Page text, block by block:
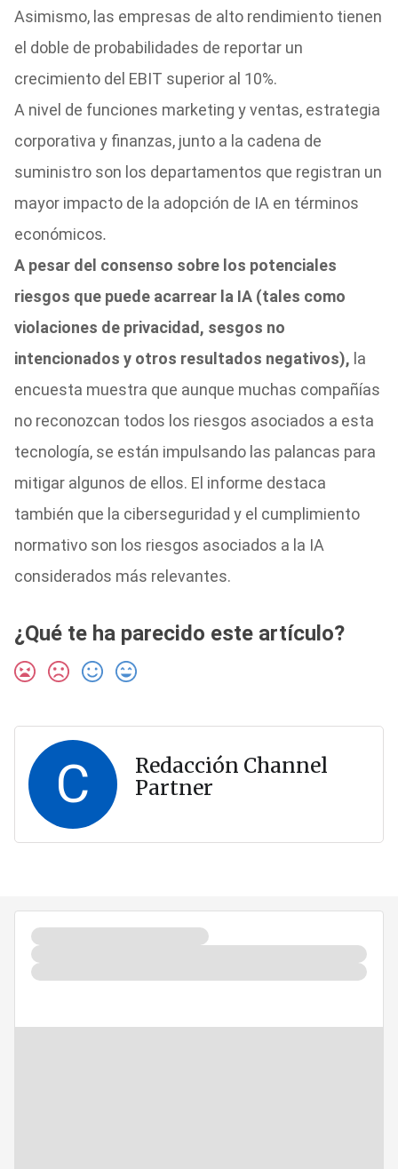
Asimismo, las empresas de alto rendimiento tienen
el doble de probabilidades de reportar un
crecimiento del EBIT superior al 10%.
A nivel de funciones marketing y ventas, estrategia
corporativa y finanzas, junto a la cadena de
suministro son los departamentos que registran un
mayor impacto de la adopción de IA en términos
económicos.
A pesar del consenso sobre los potenciales
riesgos que puede acarrear la IA (tales como
violaciones de privacidad, sesgos no
intencionados y otros resultados negativos), la
encuesta muestra que aunque muchas compañías
no reconozcan todos los riesgos asociados a esta
tecnología, se están impulsando las palancas para
mitigar algunos de ellos. El informe destaca
también que la ciberseguridad y el cumplimiento
normativo son los riesgos asociados a la IA
considerados más relevantes.
¿Qué te ha parecido este artículo?
C
Redacción Channel
Partner